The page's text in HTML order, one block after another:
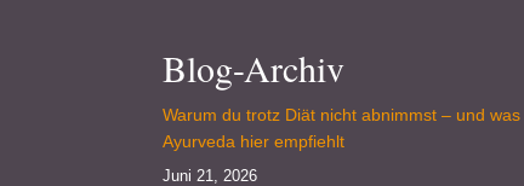
Blog-Archiv
Warum du trotz Diät nicht abnimmst – und was
Ayurveda hier empfiehlt
Juni 21, 2026